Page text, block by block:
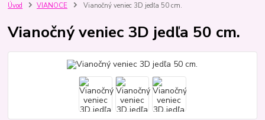
Úvod VIANOCE Vianočný veniec 3D jedľa 50 cm.
Vianočný veniec 3D jedľa 50 cm.